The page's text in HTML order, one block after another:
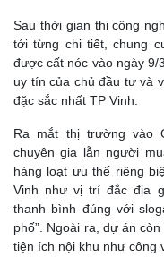
Sau thời gian thi công
tới từng chi tiết, chung
được cất nóc vào ngày 9/
uy tín của chủ đầu tư và
đặc sắc nhất TP Vinh.
Ra mắt thị trường vào
chuyên gia lẫn người
hàng loạt ưu thế riêng
Vinh như vị trí đắc địa
thanh bình đúng với
phố”. Ngoài ra, dự án
tiện ích nội khu như công